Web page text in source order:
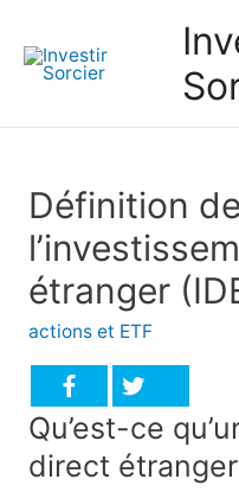
Définition de
étranger
actions et ETF
Qu’est-ce
direct étranger